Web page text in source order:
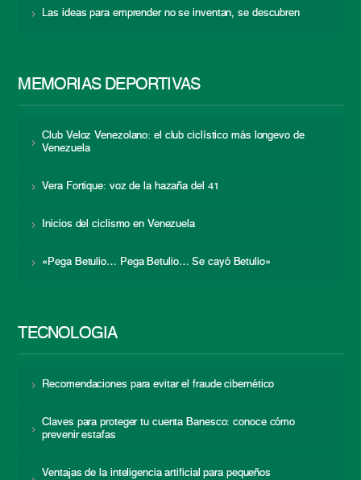
Las ideas para emprender no se inventan, se descubren
MEMORIAS DEPORTIVAS
Club Veloz Venezolano: el club ciclístico más longevo de
Venezuela
Vera Fortique: voz de la hazaña del 41
Inicios del ciclismo en Venezuela
«Pega Betulio… Pega Betulio… Se cayó Betulio»
TECNOLOGÍA
Recomendaciones para evitar el fraude cibernético
Claves para proteger tu cuenta Banesco: conoce cómo
prevenir estafas
Ventajas de la inteligencia artificial para pequeños